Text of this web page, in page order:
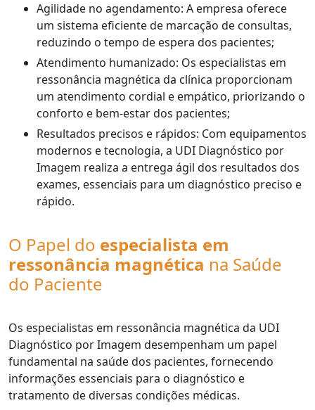
Agilidade no agendamento: A empresa oferece
um sistema eficiente de marcação de consultas,
reduzindo o tempo de espera dos pacientes;
Atendimento humanizado: Os especialistas em
ressonância magnética da clínica proporcionam
um atendimento cordial e empático, priorizando o
conforto e bem-estar dos pacientes;
Resultados precisos e rápidos: Com equipamentos
modernos e tecnologia, a UDI Diagnóstico por
Imagem realiza a entrega ágil dos resultados dos
exames, essenciais para um diagnóstico preciso e
rápido.
O Papel do especialista em
ressonância magnética na Saúde
do Paciente
Os especialistas em ressonância magnética da UDI
Diagnóstico por Imagem desempenham um papel
fundamental na saúde dos pacientes, fornecendo
informações essenciais para o diagnóstico e
tratamento de diversas condições médicas.